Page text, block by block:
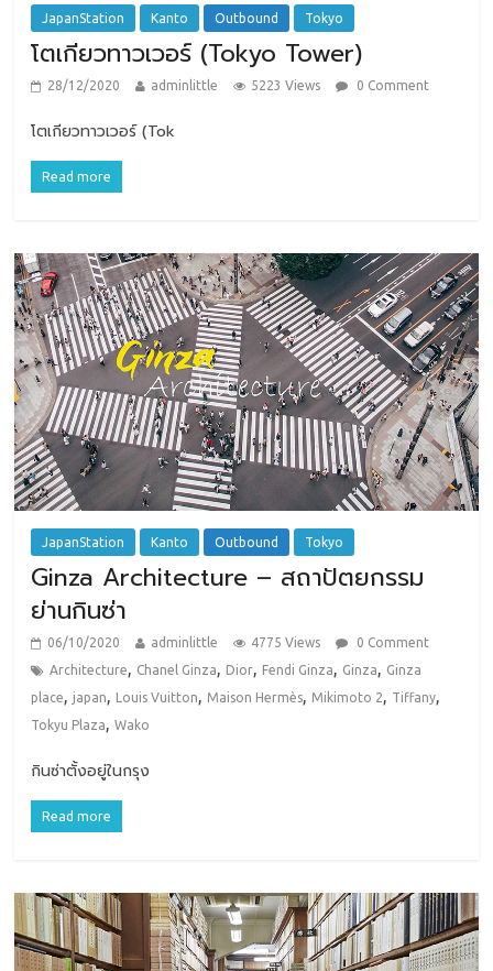
JapanStation Kanto Outbound Tokyo
โตเกียวทาวเวอร์ (Tokyo Tower)
28/12/2020 adminlittle 5223 Views 0 Comment
โตเกียวทาวเวอร์ (Tok
Read more
JapanStation Kanto Outbound Tokyo
Ginza Architecture – สถาปัตยกรรม
ย่านกินซ่า
06/10/2020 adminlittle 4775 Views
0 Comment
Architecture, Chanel Ginza, Dior, Fendi Ginza, Ginza, Ginza
place, japan, Louis Vuitton, Maison Hermès, Mikimoto 2, Tiffany,
Tokyu Plaza,Wako
กินซ่าตั้งอยู่ในกรุง
Read more